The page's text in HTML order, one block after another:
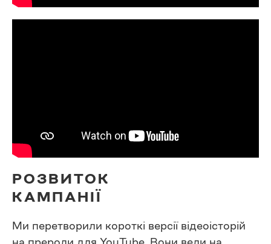
РОЗВИТОК
КАМПАНІЇ
Ми перетворили короткі версії відеоісторій